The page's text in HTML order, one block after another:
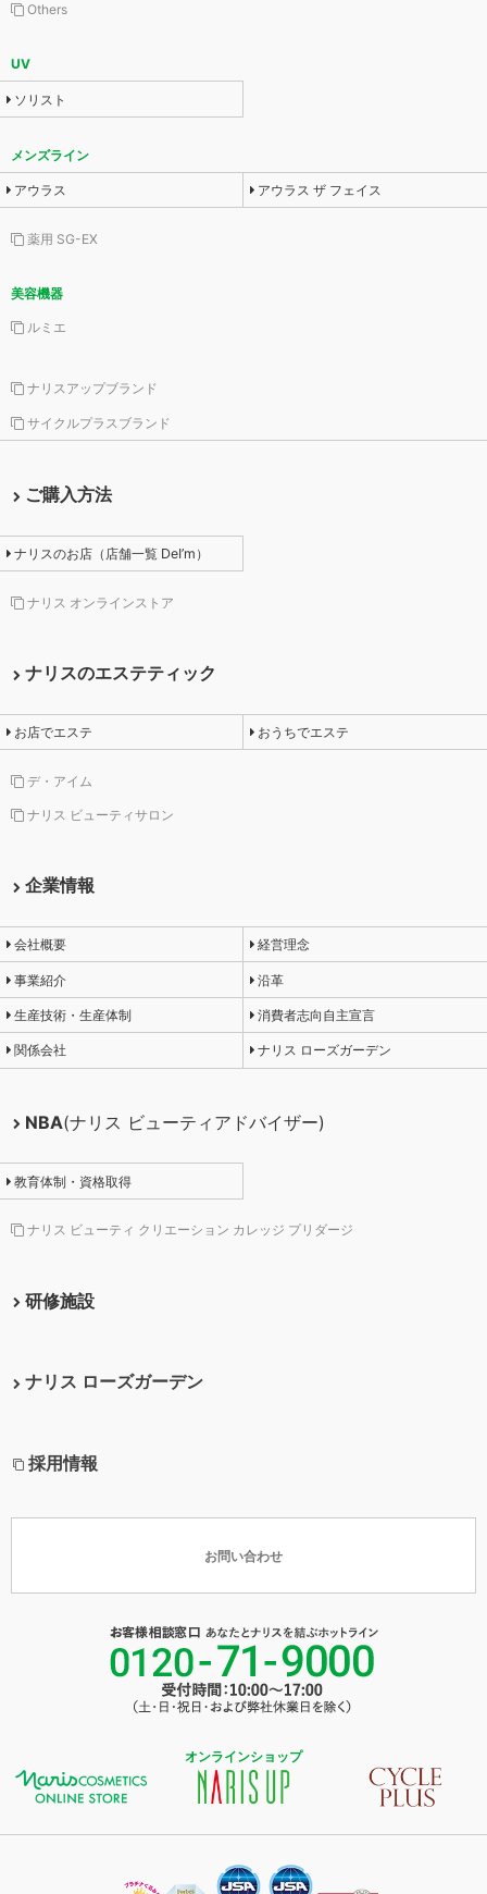
Others
UV
ソリスト
メンズライン
アウラス アウラス ザ フェイス
薬用 SG-EX
美容機器
ルミエ
ナリスアップブランド
サイクルプラスブランド
ご購入方法
ナリスのお店（店舗一覧 DeI’m）
ナリス オンラインストア
ナリスのエステティック
お店でエステ おうちでエステ
デ・アイム
ナリス ビューティサロン
企業情報
会社概要 経営理念
事業紹介 沿革
生産技術・生産体制 消費者志向自主宣言
関係会社 ナリス ローズガーデン
NBA(ナリス ビューティアドバイザー)
教育体制・資格取得
ナリス ビューティ クリエーション カレッジ プリダージ
研修施設
ナリス ローズガーデン
採用情報
お問い合わせ
オンラインショップ